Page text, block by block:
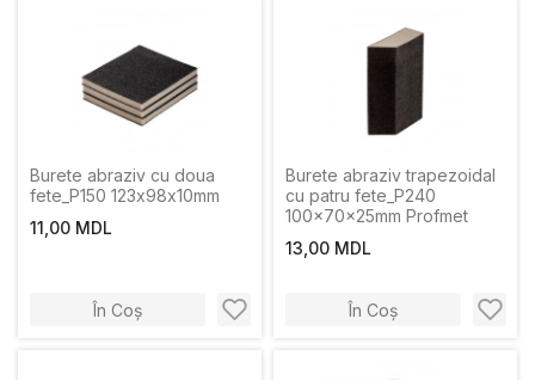
Burete abraziv cu doua
fete_Р150 123х98х10mm
11,00 MDL
În Coș
Burete abraziv trapezoidal
cu patru fete_P240
100x70x25mm Profmet
13,00 MDL
În Coș